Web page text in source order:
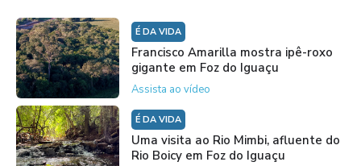
É DA VIDA
Francisco Amarilla mostra ipê-roxo
gigante em Foz do Iguaçu
Assista ao vídeo
É DA VIDA
Uma visita ao Rio Mimbi, afluente do
Rio Boicy em Foz do Iguaçu